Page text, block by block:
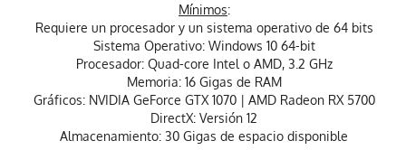
Mínimos:
Requiere un procesador y un sistema operativo de 64 bits
Sistema Operativo: Windows 10 64-bit
Procesador: Quad-core Intel o AMD, 3.2 GHz
Memoria: 16 Gigas de RAM
Gráficos: NVIDIA GeForce GTX 1070 | AMD Radeon RX 5700
DirectX: Versión 12
Almacenamiento: 30 Gigas de espacio disponible